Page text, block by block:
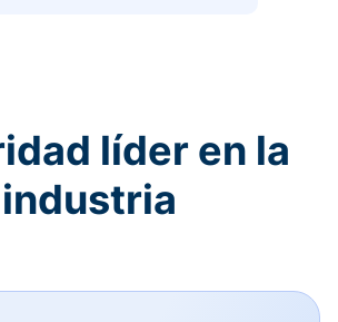
líder en la
industria